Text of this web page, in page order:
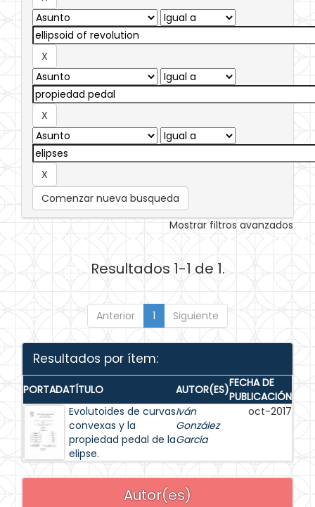
Comenzar nueva busqueda
Mostrar filtros avanzados
Resultados 1-1 de 1.
Anterior 1 Siguiente
Resultados por ítem:
PORTADATÍTULO AUTOR(ES)FECHA DE
PUBLICACIÓN
Evolutoides de curvas
convexas y la
propiedad pedal de la
elipse.
Iván
González
García
oct-2017
Autor(es)